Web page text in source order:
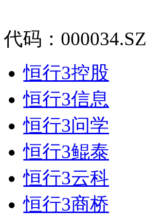
代码：000034.SZ
恒行3控股
恒行3信息
恒行3问学
恒行3鲲泰
恒行3云科
恒行3商桥